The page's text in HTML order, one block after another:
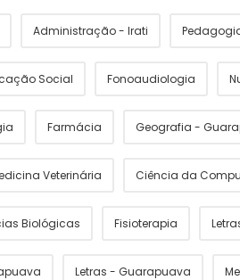
Administração - Irati
Social Fonoaudiologia
Farmácia Geografia -
Veterinária Ciência da
Biológicas Fisioterapia
Letras - Guarapuava